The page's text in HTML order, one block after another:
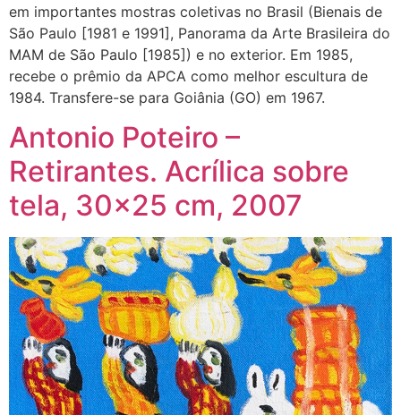
em importantes mostras coletivas no Brasil (Bienais de
São Paulo [1981 e 1991], Panorama da Arte Brasileira do
MAM de São Paulo [1985]) e no exterior. Em 1985,
recebe o prêmio da APCA como melhor escultura de
1984. Transfere-se para Goiânia (GO) em 1967.
Antonio Poteiro –
Retirantes. Acrílica sobre
tela, 30×25 cm, 2007